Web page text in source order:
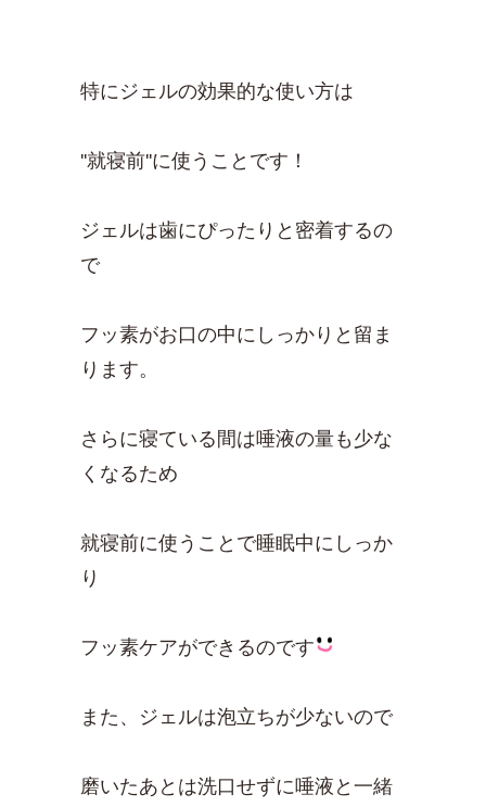
特にジェルの効果的な使い方は
''就寝前''に使うことです！
ジェルは歯にぴったりと密着するの
で
フッ素がお口の中にしっかりと留ま
ります。
さらに寝ている間は唾液の量も少な
くなるため
就寝前に使うことで睡眠中にしっか
り
フッ素ケアができるのです
また、ジェルは泡立ちが少ないので
磨いたあとは洗口せずに唾液と一緒